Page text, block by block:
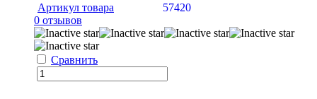
Артикул товара
57420
0 отзывов
Сравнить